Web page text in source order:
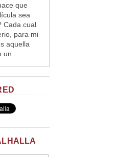
que
sea
Cada cual
para mi
aquella